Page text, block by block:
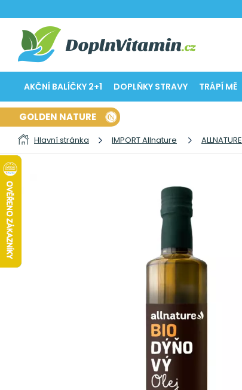
AKČNÍ BALÍČKY 2+1 DOPLŇKY STRAVY TRÁPÍ MĚ
GOLDEN NATURE
Hlavní stránka IMPORT Allnature ALLNATURE